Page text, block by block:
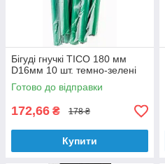
Бігуді гнучкі TICO 180 мм
D16мм 10 шт. темно-зелені
Готово до відправки
172,66 ₴ 178 ₴
Купити